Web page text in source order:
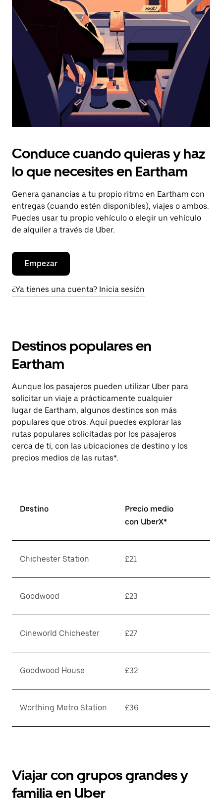
el
botón
escape
el
calendario.
Conduce cuando quieras y haz
lo que necesites en Eartham
Genera ganancias a tu propio ritmo en Eartham con
entregas (cuando estén disponibles), viajes o ambos.
Puedes usar tu propio vehículo o elegir un vehículo
de alquiler a través de Uber.
Empezar
¿Ya tienes una cuenta? Inicia sesión
Destinos populares en
Eartham
Aunque los pasajeros pueden utilizar Uber para
solicitar un viaje a prácticamente cualquier
lugar de Eartham, algunos destinos son más
populares que otros. Aquí puedes explorar las
rutas populares solicitadas por los pasajeros
cerca de ti, con las ubicaciones de destino y los
precios medios de las rutas*.
Destino
Precio medio
con UberX*
Chichester Station £21
Goodwood £23
Cineworld Chichester £27
Goodwood House £32
Worthing Metro Station £36
Viajar con grupos grandes y
familia en Uber